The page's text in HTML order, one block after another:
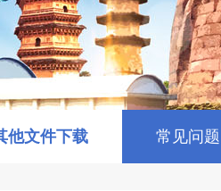
他文件下载 常见问题